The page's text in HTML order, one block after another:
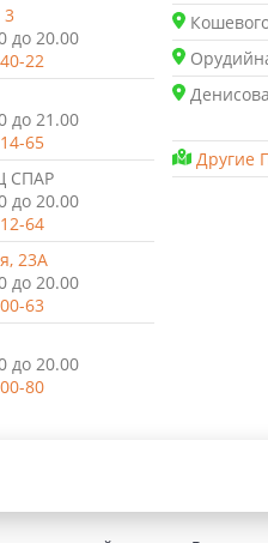
3
до 20.00
22
до 21.00
65
СПАР
до 20.00
64
23А
до 20.00
63
до 20.00
80
Другие